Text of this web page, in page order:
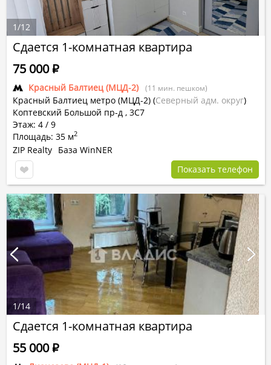
Сдается 1-комнатная квартира
Красный Балтиец (МЦД-2) (11 мин. пешком)
Красный Балтиец метро (МЦД-2) (Северный адм. округ)
Коптевский Большой пр-д , 3С7
Этаж: 4 / 9
Площадь: 35 м2
75 000Р
ZIP Realty База WinNER
Показать телефон
1/12
Сдается 1-комнатная квартира
55 000Р
1/14